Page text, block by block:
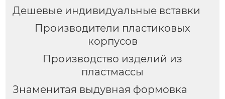
Дешевые индивидуальные вставки
Производители пластиковых
корпусов
Производство изделий из
пластмассы
Знаменитая выдувная формовка